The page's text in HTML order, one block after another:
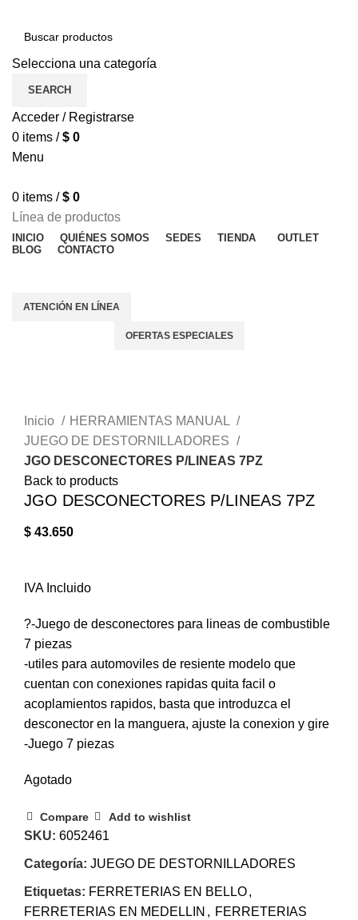
Selecciona una categoría
SEARCH
Acceder / Registrarse
0 items / $ 0
Menu
0 items / $ 0
Línea de productos
INICIO QUIÉNES SOMOS SEDES TIENDA
OUTLET
BLOG
CONTACTO
ATENCIÓN EN LÍNEA
OFERTAS ESPECIALES
Inicio
HERRAMIENTAS MANUAL
JUEGO DE DESTORNILLADORES
JGO DESCONECTORES P/LINEAS 7PZ
Back to products
JGO DESCONECTORES P/LINEAS 7PZ
$ 43.650
IVA Incluido
?-Juego de desconectores para lineas de combustible
7 piezas
-utiles para automoviles de resiente modelo que
cuentan con conexiones rapidas quita facil o
acoplamientos rapidos, basta que introduzca el
desconector en la manguera, ajuste la conexion y gire
-Juego 7 piezas
Agotado
Compare Add to wishlist
SKU: 6052461
Categoría: JUEGO DE DESTORNILLADORES
Etiquetas: FERRETERIAS EN BELLO,
FERRETERIAS EN MEDELLIN , FERRETERIAS